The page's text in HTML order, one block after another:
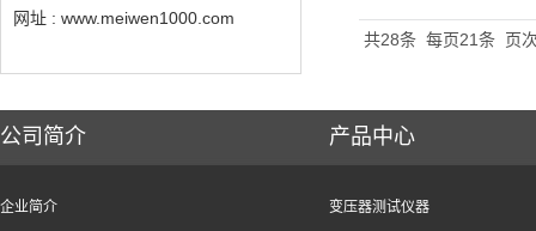
网址 : www.meiwen1000.com
共28条 每页21条 页
公司简介
企业简介
产品中心
变压器测试仪器